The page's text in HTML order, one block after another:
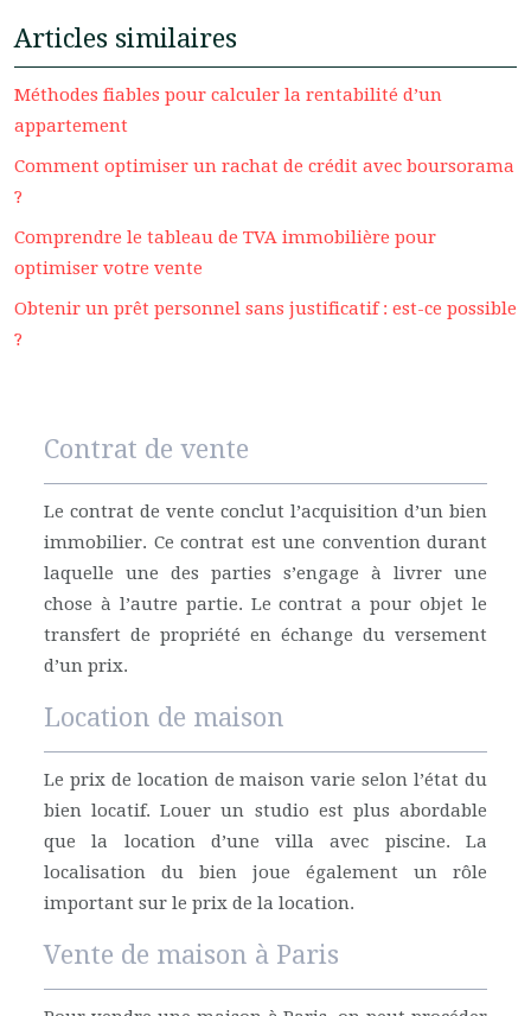
Articles similaires
Méthodes fiables pour calculer la rentabilité d’un
appartement
Comment optimiser un rachat de crédit avec boursorama
?
Comprendre le tableau de TVA immobilière pour
optimiser votre vente
Obtenir un prêt personnel sans justificatif : est-ce possible
?
Contrat de vente
Le contrat de vente conclut l’acquisition d’un bien
immobilier. Ce contrat est une convention durant
laquelle une des parties s’engage à livrer une
chose à l’autre partie. Le contrat a pour objet le
transfert de propriété en échange du versement
d’un prix.
Location de maison
Le prix de location de maison varie selon l’état du
bien locatif. Louer un studio est plus abordable
que la location d’une villa avec piscine. La
localisation du bien joue également un rôle
important sur le prix de la location.
Vente de maison à Paris